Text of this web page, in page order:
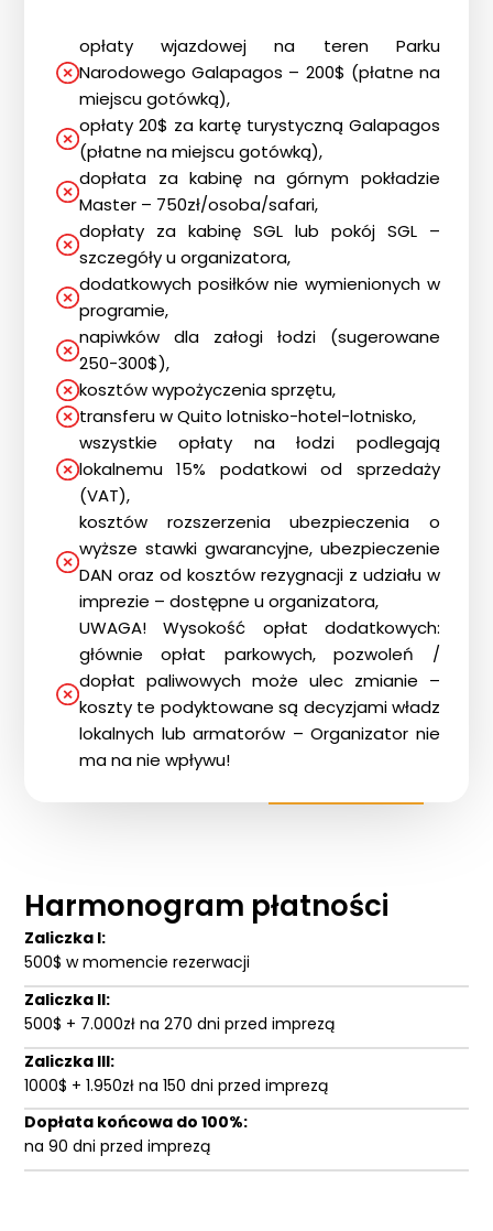
opłaty wjazdowej na teren Parku
Narodowego Galapagos – 200$ (płatne na
miejscu gotówką),
opłaty 20$ za kartę turystyczną Galapagos
(płatne na miejscu gotówką),
dopłata za kabinę na górnym pokładzie
Master – 750zł/osoba/safari,
dopłaty za kabinę SGL lub pokój SGL –
szczegóły u organizatora,
dodatkowych posiłków nie wymienionych w
programie,
napiwków dla załogi łodzi (sugerowane
250-300$),
kosztów wypożyczenia sprzętu,
transferu w Quito lotnisko-hotel-lotnisko,
wszystkie opłaty na łodzi podlegają
lokalnemu 15% podatkowi od sprzedaży
(VAT),
kosztów rozszerzenia ubezpieczenia o
wyższe stawki gwarancyjne, ubezpieczenie
DAN oraz od kosztów rezygnacji z udziału w
imprezie – dostępne u organizatora,
UWAGA! Wysokość opłat dodatkowych:
głównie opłat parkowych, pozwoleń /
dopłat paliwowych może ulec zmianie –
koszty te podyktowane są decyzjami władz
lokalnych lub armatorów – Organizator nie
ma na nie wpływu!
Harmonogram płatności
Zaliczka I:
500$ w momencie rezerwacji
Zaliczka II:
500$ + 7.000zł na 270 dni przed imprezą
Zaliczka III:
1000$ + 1.950zł na 150 dni przed imprezą
Dopłata końcowa do 100%:
na 90 dni przed imprezą